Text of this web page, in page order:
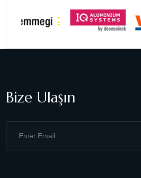
Bize Ulaşın